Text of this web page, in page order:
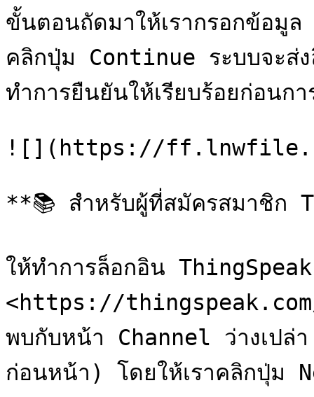
ขั้นตอนถัดมาให้เรากรอกข้อ
คลิกปุ่ม Continue ระบบจะส่ง
ทำการยืนยันให้เรียบร้อยก่อนกา
![](https://
**📚 สำหรับผู้ที่สมัครสมาชิก
ให้ทำการล็อกอิน
<https://thingspeak.com/
พบกับหน้า Channel ว่างเปล่
ก่อนหน้า) โดยให้เราคลิกปุ่ม